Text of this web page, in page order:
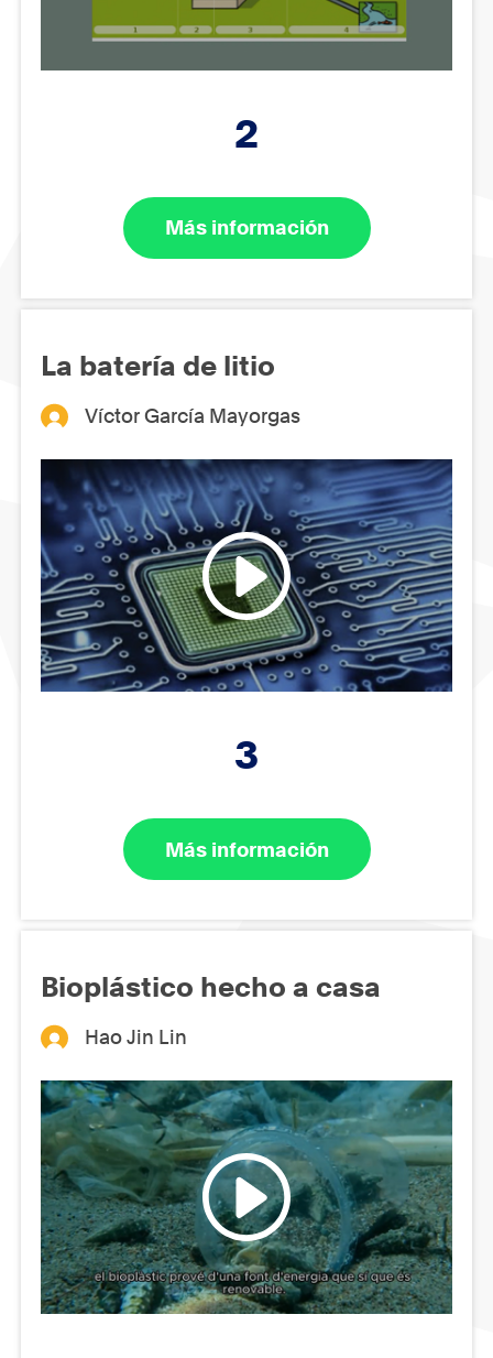
2
Más información
La batería de litio
Víctor García Mayorgas
3
Más información
Bioplástico hecho a casa
Hao Jin Lin